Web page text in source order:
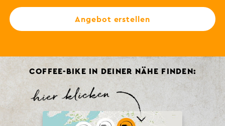
Angebot erstellen
COFFEE-BIKE IN DEINER NÄHE FINDEN: